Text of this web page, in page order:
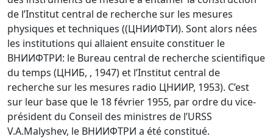
de l’Institut central de recherche sur les mesures
physiques et techniques ((ЦНИИФТИ). Sont alors nées
les institutions qui allaient ensuite constituer le
ВНИИФТРИ: le Bureau central de recherche scientifique
du temps (ЦНИБ, , 1947) et l’Institut central de
recherche sur les mesures radio ЦНИИР, 1953). C’est
sur leur base que le 18 février 1955, par ordre du vice-
président du Conseil des ministres de l’URSS
V.A.Malyshev, le ВНИИФТРИ a été constitué.